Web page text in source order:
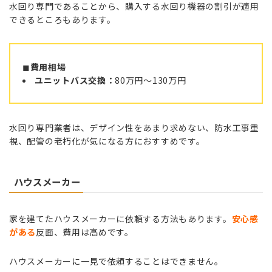
水回り専門であることから、購入する水回り機器の割引が適用
できるところもあります。
◼︎費用相場
ユニットバス交換：80万円〜130万円
水回り専門業者は、デザイン性をあまり求めない、防水工事重
視、配管の老朽化が気になる方におすすめです。
ハウスメーカー
家を建てたハウスメーカーに依頼する方法もあります。 安心感
がある反面、費用は高めです。
ハウスメーカーに一見で依頼することはできません。